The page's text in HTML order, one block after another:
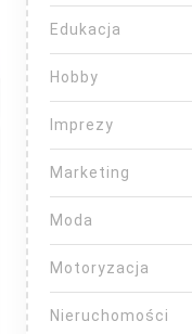
Edukacja
Hobby
Imprezy
Marketing
Moda
Motoryzacja
Nieruchomości